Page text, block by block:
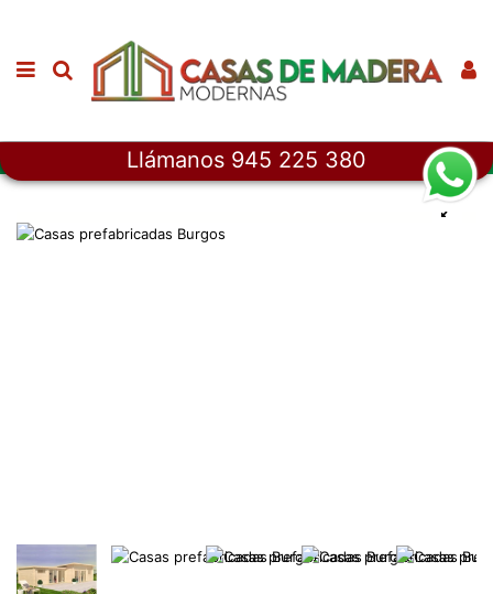
Llámanos 945 225 380
Casas prefabricadas grandes Casas prefabricadas Burgos